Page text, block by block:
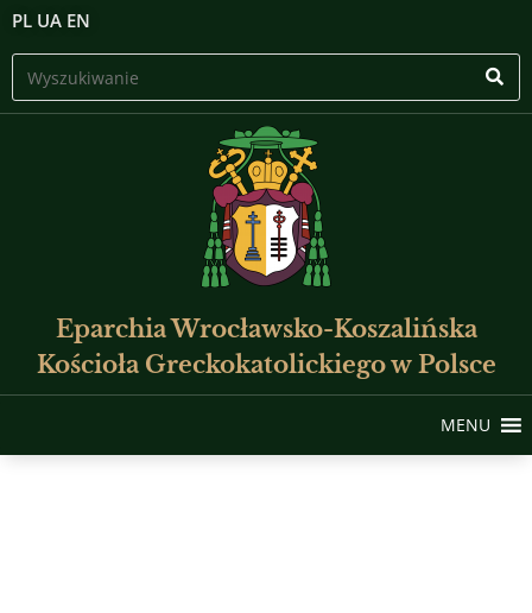
PL UA EN
Eparchia Wrocławsko-Koszalińska
Kościoła Greckokatolickiego w Polsce
MENU